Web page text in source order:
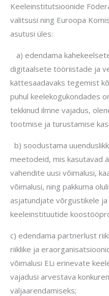
Keeleinstitutsioonide
valitsusi ning Euroopa
asutusi üles:
a) edendama
digitaalsete tööriistade ja
kättesaadavaks tegemist
puhul keelekogukondades
tekkinud ilmne vajadus,
tootmise ja turustamise
b) soodustama
meetodeid, mis kasutavad
vahendite uusi võimalusi,
võimalusi, ning pakkuma
asjatundjate võrgustikele ja
keeleinstituutide
c) edendama partnerlust
riiklike ja
võimalusi ELi erinevate
vajadusi arvestava
väljaarendamiseks;